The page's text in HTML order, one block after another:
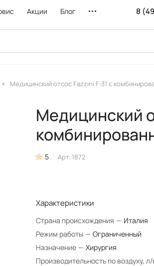
Акции Блог 8
Медицинский отсос Fazzini F-31 c
Медицинский
5 Арт. 1872
Характеристики
Страна происхождения — Италия
Режим работы — Ограниченный
Назначение — Хирургия
Производительность по воздуху,